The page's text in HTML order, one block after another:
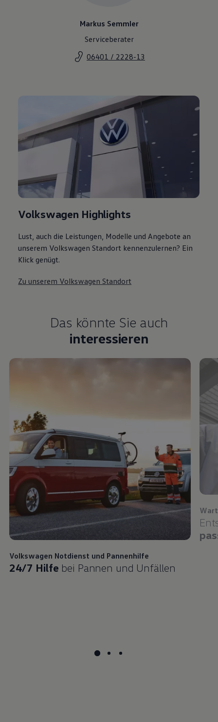
Markus Semmler
Serviceberater
06401 / 2228-13
Volkswagen Highlights
Lust, auch die Leistungen, Modelle und Angebote an
unserem Volkswagen Standort kennenzulernen? Ein
Klick genügt.
Zu unserem Volkswagen Standort
Das könnte Sie auch
interessieren
Volkswagen Notdienst und Pannenhilfe
24/7 Hilfe bei Pannen und Unfällen